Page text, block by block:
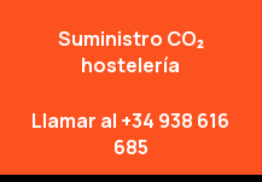
Suministro CO₂
hostelería
Llamar al +34 938 616
685